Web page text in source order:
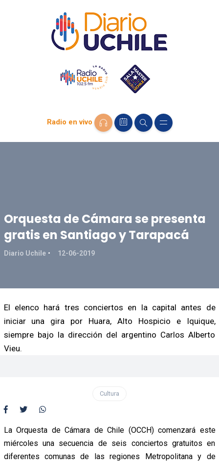
Radio en vivo
Orquesta de Cámara se presenta
gratis en Santiago y Tarapacá
Diario Uchile 12-06-2019
El elenco hará tres conciertos en la capital antes de
iniciar una gira por Huara, Alto Hospicio e Iquique,
siempre bajo la dirección del argentino Carlos Alberto
Vieu.
Cultura
La Orquesta de Cámara de Chile (OCCH) comenzará este
miércoles una secuencia de seis conciertos gratuitos en
diferentes comunas de las regiones Metropolitana y de